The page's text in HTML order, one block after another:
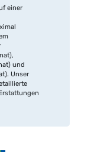
einer
und
Unser